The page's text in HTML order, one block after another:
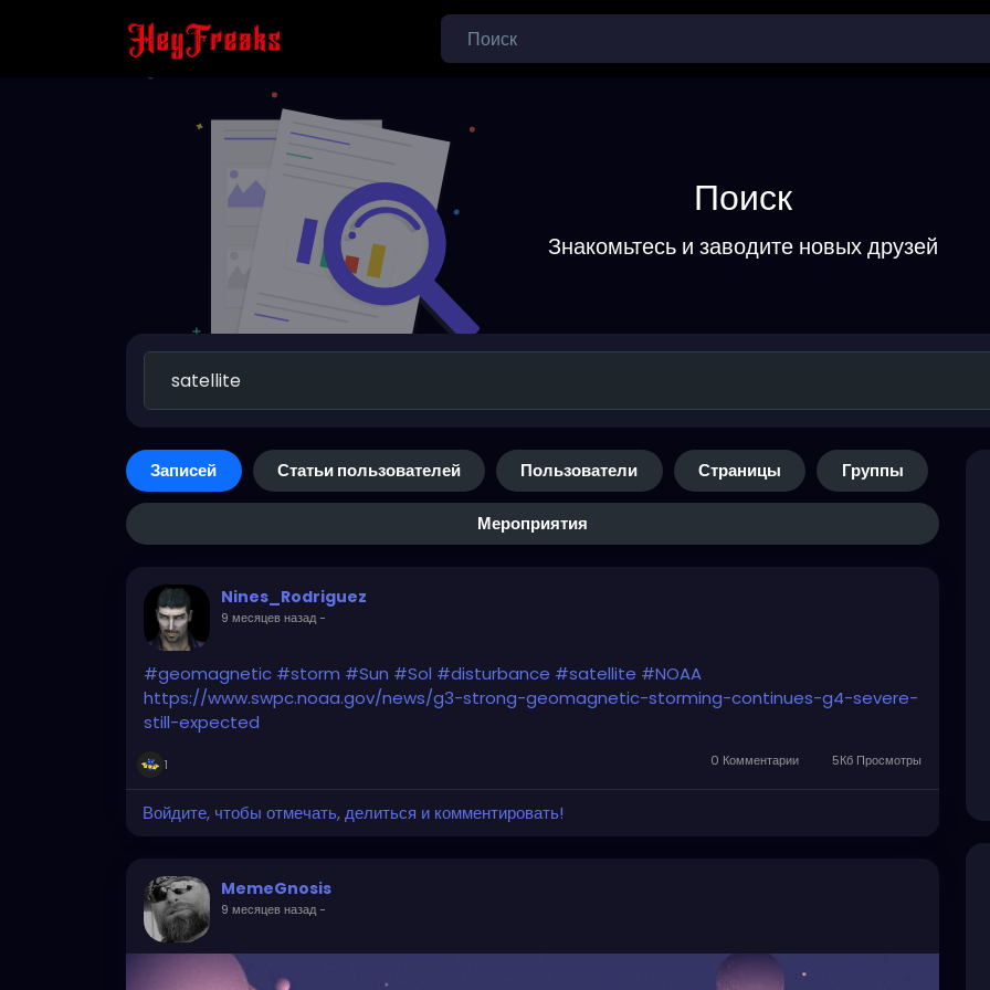
Поиск
Знакомьтесь и заводите новых друзей
Записей Статьи пользователей Пользователи Страницы Группы
Мероприятия
Nines_Rodriguez
9 месяцев назад-
#geomagnetic #storm #Sun #Sol #disturbance #satellite #NOAA
https://www.swpc.noaa.gov/news/g3-strong-geomagnetic-storming-continues-g4-severe-
still-expected
1 0 Комментарии 5Кб Просмотры
Войдите, чтобы отмечать, делиться и комментировать!
MemeGnosis
9 месяцев назад-